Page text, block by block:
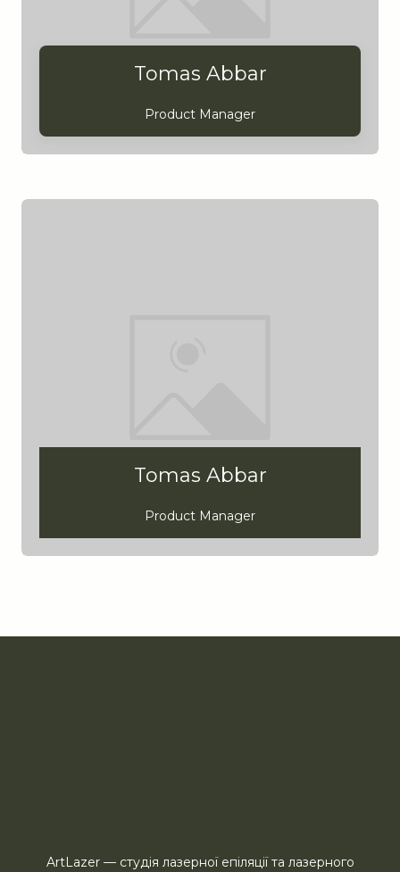
Tomas Abbar
Product Manager
Tomas Abbar
Product Manager
ArtLazer — студія лазерної епіляції та лазерного